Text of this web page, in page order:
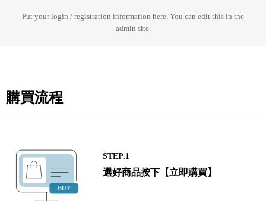
Put your login / registration information here. You can edit this in the
admin site.
購買流程
STEP.1
選好商品按下【立即購買】